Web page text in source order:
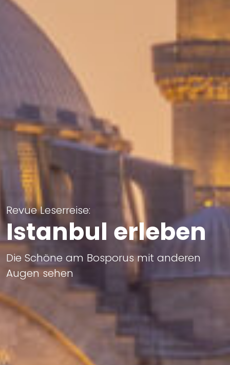
Revue Leserreise:
Istanbul erleben
Die Schöne am Bosporus mit anderen
Augen sehen